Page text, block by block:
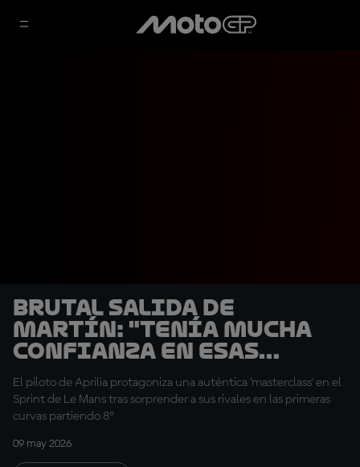
Brutal salida de
Martín: "Tenía mucha
confianza en esas
curvas"
El piloto de Aprilia protagoniza una auténtica 'masterclass' en el
Sprint de Le Mans tras sorprender a sus rivales en las primeras
curvas partiendo 8º
09 may 2026